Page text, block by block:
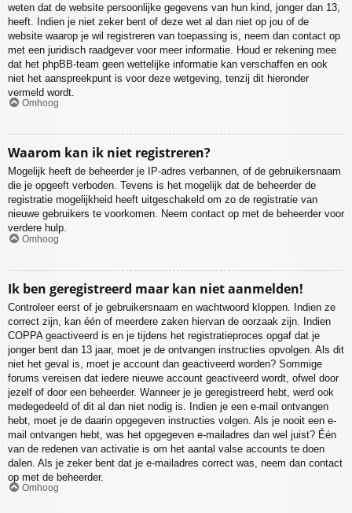
weten dat de website persoonlijke gegevens van hun kind, jonger dan 13,
heeft. Indien je niet zeker bent of deze wet al dan niet op jou of de
website waarop je wil registreren van toepassing is, neem dan contact op
met een juridisch raadgever voor meer informatie. Houd er rekening mee
dat het phpBB-team geen wettelijke informatie kan verschaffen en ook
niet het aanspreekpunt is voor deze wetgeving, tenzij dit hieronder
vermeld wordt.
Omhoog
Waarom kan ik niet registreren?
Mogelijk heeft de beheerder je IP-adres verbannen, of de gebruikersnaam
die je opgeeft verboden. Tevens is het mogelijk dat de beheerder de
registratie mogelijkheid heeft uitgeschakeld om zo de registratie van
nieuwe gebruikers te voorkomen. Neem contact op met de beheerder voor
verdere hulp.
Omhoog
Ik ben geregistreerd maar kan niet aanmelden!
Controleer eerst of je gebruikersnaam en wachtwoord kloppen. Indien ze
correct zijn, kan één of meerdere zaken hiervan de oorzaak zijn. Indien
COPPA geactiveerd is en je tijdens het registratieproces opgaf dat je
jonger bent dan 13 jaar, moet je de ontvangen instructies opvolgen. Als dit
niet het geval is, moet je account dan geactiveerd worden? Sommige
forums vereisen dat iedere nieuwe account geactiveerd wordt, ofwel door
jezelf of door een beheerder. Wanneer je je geregistreerd hebt, werd ook
medegedeeld of dit al dan niet nodig is. Indien je een e-mail ontvangen
hebt, moet je de daarin opgegeven instructies volgen. Als je nooit een e-
mail ontvangen hebt, was het opgegeven e-mailadres dan wel juist? Één
van de redenen van activatie is om het aantal valse accounts te doen
dalen. Als je zeker bent dat je e-mailadres correct was, neem dan contact
op met de beheerder.
Omhoog